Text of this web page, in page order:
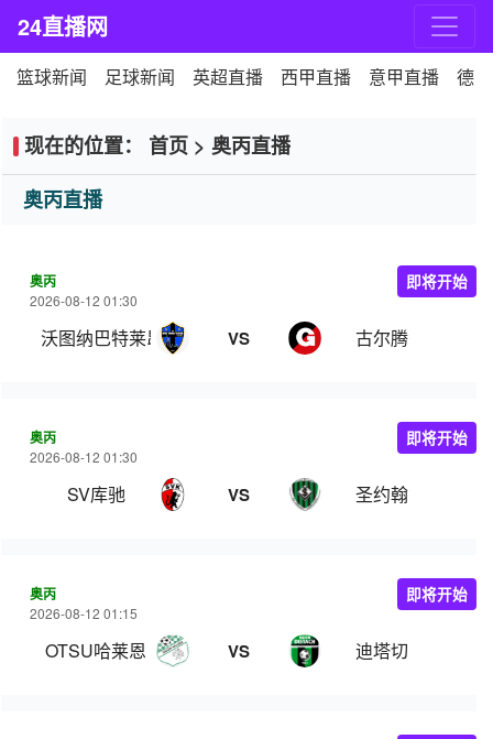
24直播网
篮球新闻 足球新闻 英超直播 西甲直播 意甲直播 德
现在的位置： 首页 > 奥丙直播
奥丙直播
奥丙
2026-08-12 01:30
沃图纳巴特莱昂费尔登 VS 古尔腾
即将开始
奥丙
2026-08-12 01:30
SV库驰 VS 圣约翰
即将开始
奥丙
2026-08-12 01:15
OTSU哈莱恩 VS 迪塔切
即将开始